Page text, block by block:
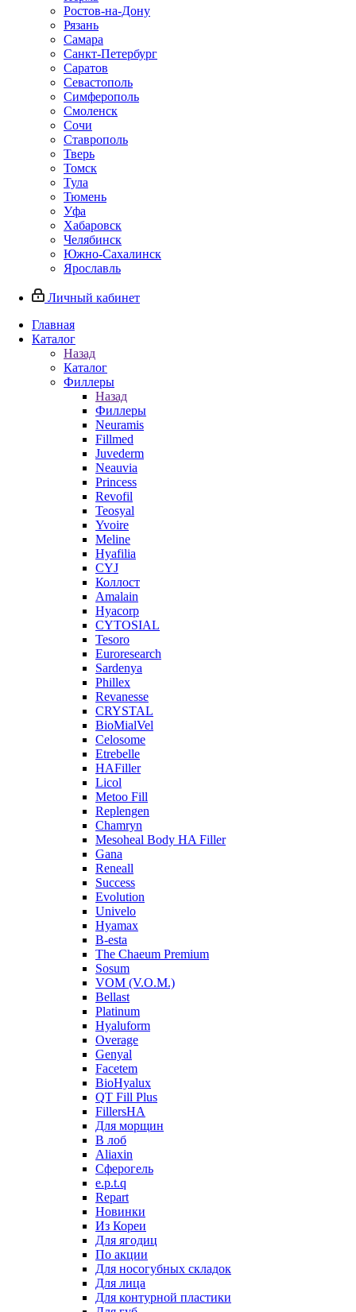
Ростов-на-Дону
Рязань
Самара
Санкт-Петербург
Саратов
Севастополь
Симферополь
Смоленск
Сочи
Ставрополь
Тверь
Томск
Тула
Тюмень
Уфа
Хабаровск
Челябинск
Южно-Сахалинск
Ярославль
Личный кабинет
Главная
Каталог
Назад
Каталог
Филлеры
Назад
Филлеры
Neuramis
Fillmed
Juvederm
Neauvia
Princess
Revofil
Teosyal
Yvoire
Meline
Hyafilia
CYJ
Коллост
Amalain
Hyacorp
CYTOSIAL
Tesoro
Euroresearch
Sardenya
Phillex
Revanesse
CRYSTAL
BioMialVel
Celosome
Etrebelle
HAFiller
Licol
Metoo Fill
Replengen
Chamryn
Mesoheal Body HA Filler
Gana
Reneall
Success
Evolution
Univelo
Hyamax
B-esta
The Chaeum Premium
Sosum
VOM (V.O.M.)
Bellast
Platinum
Hyaluform
Overage
Genyal
Facetem
BioHyalux
QT Fill Plus
FillersHA
Для морщин
В лоб
Aliaxin
Сферогель
e.p.t.q
Repart
Новинки
Из Кореи
Для ягодиц
По акции
Для носогубных складок
Для лица
Для контурной пластики